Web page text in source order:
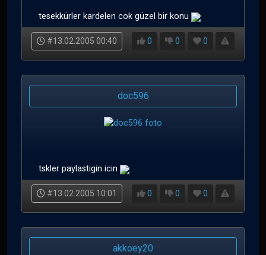
tesekkürler kardelen cok güzel bir konu
#13.02.2005 00:40 0 0 0
doc596
tskler paylastigin icin
#13.02.2005 10:01 0 0 0
akkoey20